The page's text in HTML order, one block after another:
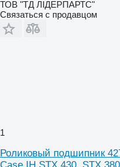
ТОВ "ТД ЛІДЕРПАРТС"
Связаться с продавцом
1
Роликовый подшипник